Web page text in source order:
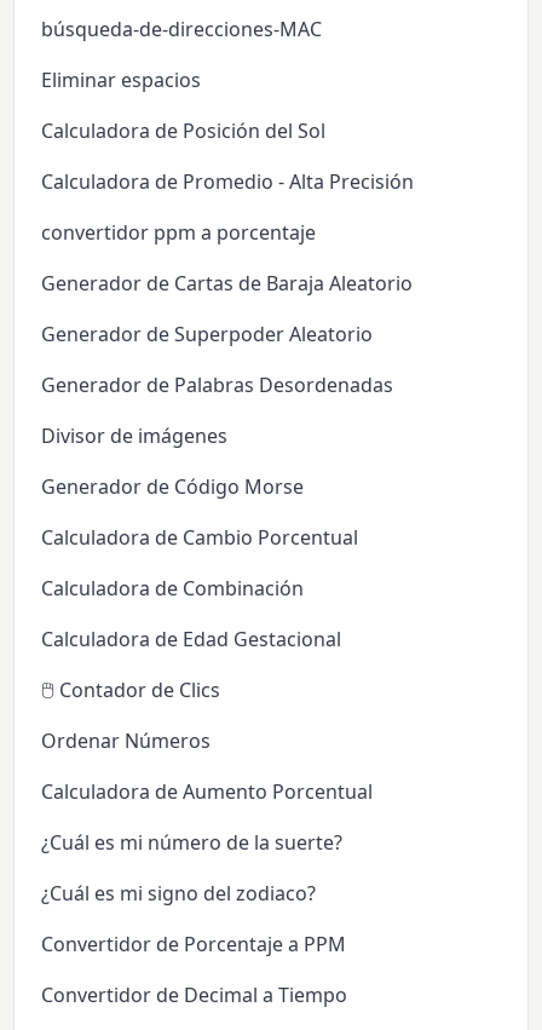
búsqueda-de-direcciones-MAC
Eliminar espacios
Calculadora de Posición del Sol
Calculadora de Promedio - Alta Precisión
convertidor ppm a porcentaje
Generador de Cartas de Baraja Aleatorio
Generador de Superpoder Aleatorio
Generador de Palabras Desordenadas
Divisor de imágenes
Generador de Código Morse
Calculadora de Cambio Porcentual
Calculadora de Combinación
Calculadora de Edad Gestacional
🖱️ Contador de Clics
Ordenar Números
Calculadora de Aumento Porcentual
¿Cuál es mi número de la suerte?
¿Cuál es mi signo del zodiaco?
Convertidor de Porcentaje a PPM
Convertidor de Decimal a Tiempo